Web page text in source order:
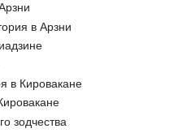
в Арзни
в Кировакане
зодчества